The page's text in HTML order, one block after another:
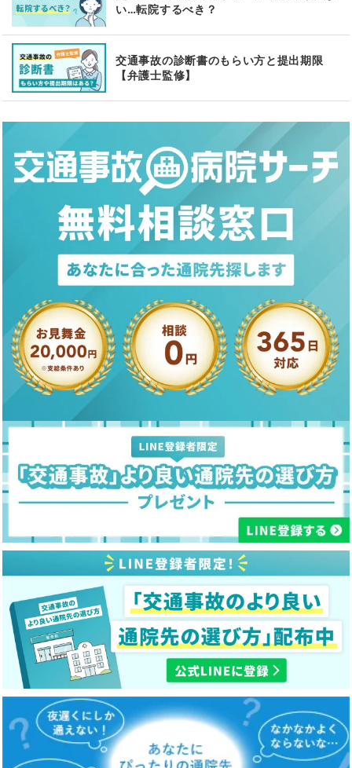
い…転院するべき？
交通事故の診断書のもらい方と提出期限
【弁護士監修】